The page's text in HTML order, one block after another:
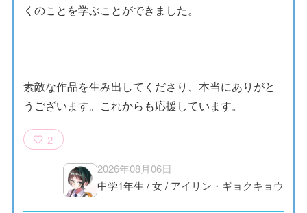
くのことを学ぶことができました。
素敵な作品を生み出してくださり、本当にありがと
うございます。これからも応援しています。
2
2026年08月06日
中学1年生 /女/ アイリン・ギョクキョウ